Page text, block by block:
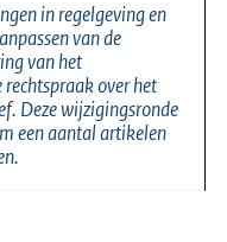
in regelgeving en
van de
van het
over het
Deze wijzigingsronde
een aantal artikelen